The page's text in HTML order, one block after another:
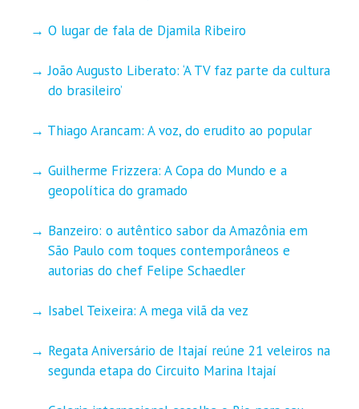
O lugar de fala de Djamila Ribeiro
João Augusto Liberato: ‘A TV faz parte da cultura
do brasileiro’
Thiago Arancam: A voz, do erudito ao popular
Guilherme Frizzera: A Copa do Mundo e a
geopolítica do gramado
Banzeiro: o autêntico sabor da Amazônia em
São Paulo com toques contemporâneos e
autorias do chef Felipe Schaedler
Isabel Teixeira: A mega vilã da vez
Regata Aniversário de Itajaí reúne 21 veleiros na
segunda etapa do Circuito Marina Itajaí